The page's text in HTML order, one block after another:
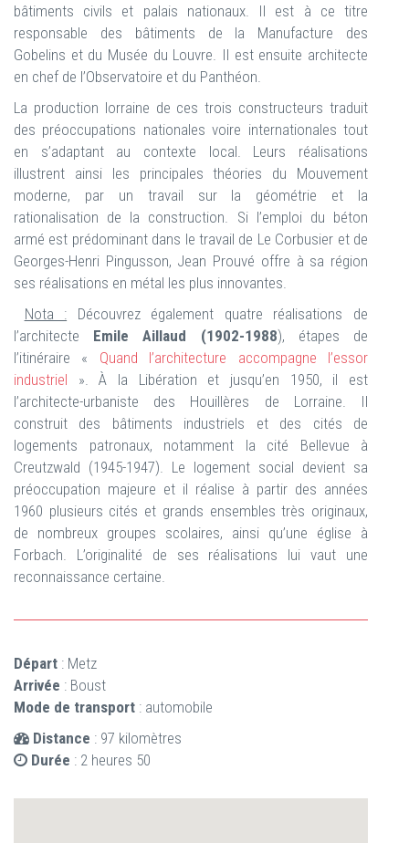
bâtiments civils et palais nationaux. Il est à ce titre
responsable des bâtiments de la Manufacture des
Gobelins et du Musée du Louvre. Il est ensuite architecte
en chef de l’Observatoire et du Panthéon.
La production lorraine de ces trois constructeurs traduit
des préoccupations nationales voire internationales tout
en s’adaptant au contexte local. Leurs réalisations
illustrent ainsi les principales théories du Mouvement
moderne, par un travail sur la géométrie et la
rationalisation de la construction. Si l’emploi du béton
armé est prédominant dans le travail de Le Corbusier et de
Georges-Henri Pingusson, Jean Prouvé offre à sa région
ses réalisations en métal les plus innovantes.
Nota : Découvrez également quatre réalisations de
l’architecte Emile Aillaud (1902-1988), étapes de
l’itinéraire « Quand l’architecture accompagne l’essor
industriel ». À la Libération et jusqu’en 1950, il est
l’architecte-urbaniste des Houillères de Lorraine. Il
construit des bâtiments industriels et des cités de
logements patronaux, notamment la cité Bellevue à
Creutzwald (1945-1947). Le logement social devient sa
préoccupation majeure et il réalise à partir des années
1960 plusieurs cités et grands ensembles très originaux,
de nombreux groupes scolaires, ainsi qu’une église à
Forbach. L’originalité de ses réalisations lui vaut une
reconnaissance certaine.
Départ : Metz
Arrivée : Boust
Mode de transport : automobile
Distance : 97 kilomètres
Durée : 2 heures 50